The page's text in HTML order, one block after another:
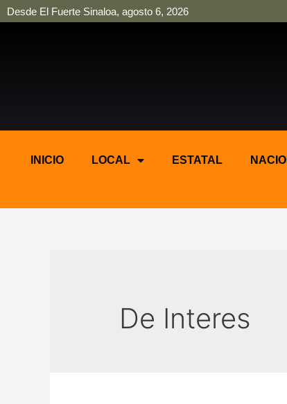
Desde El Fuerte Sinaloa, agosto 6, 2026
INICIO LOCAL ESTATAL
De Interes